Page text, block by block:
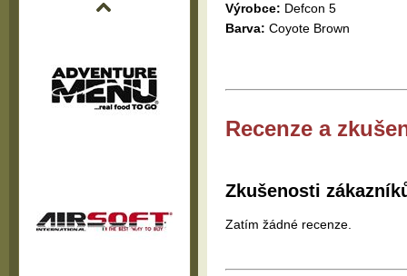
Výrobce: Defcon 5
Barva: Coyote Brown
Recenze a
Zkušenosti
Zatím žádné recenze.